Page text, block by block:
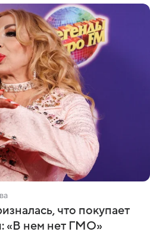
что покупает
«В нем нет ГМО»